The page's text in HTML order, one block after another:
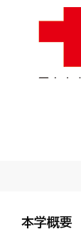
学校法人
本学概要